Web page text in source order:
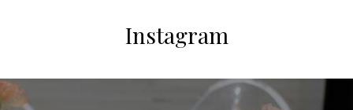
Instagram